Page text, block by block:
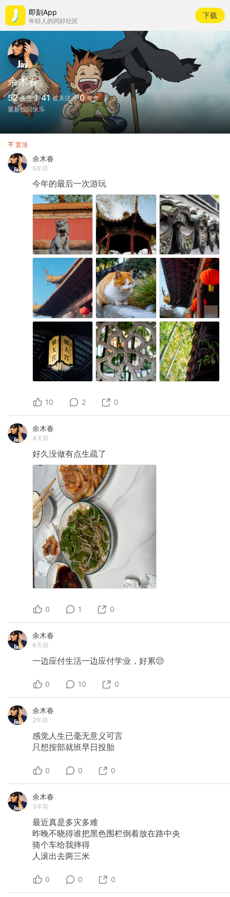
即刻App
年轻人的同好社区
下载
余木春
52 关注 41 被关注 0 夸夸
重新找回快乐
置顶
余木春
5年前
今年的最后一次游玩
10 2 0
余木春
4天前
好久没做有点生疏了
0 1 0
余木春
6天前
一边应付生活一边应付学业，好累😔
0 10 0
余木春
2年前
感觉人生已毫无意义可言
只想按部就班早日投胎
0 0 0
余木春
3年前
最近真是多灾多难
昨晚不晓得谁把黑色围栏倒着放在路中央
骑个车给我摔得
人滚出去两三米
0 0 0